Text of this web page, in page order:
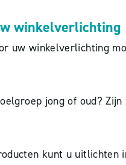
winkelverlichting
uw winkelverlichting
jong of oud?
kunt u uitlichten